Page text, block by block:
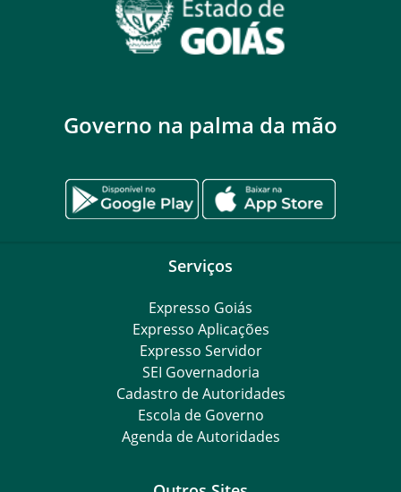
Governo na palma da mão
Serviços
Expresso Goiás
Expresso Aplicações
Expresso Servidor
SEI Governadoria
Cadastro de Autoridades
Escola de Governo
Agenda de Autoridades